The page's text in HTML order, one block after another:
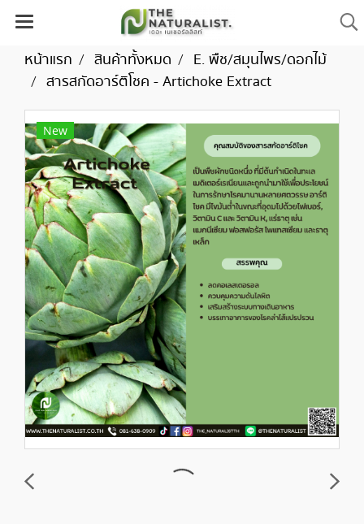
หน้าแรก สินค้าทั้งหมด
E. พืช/สมุนไพร/ดอกไม้
สารสกัดอาร์ติโชค - Artichoke Extract
New